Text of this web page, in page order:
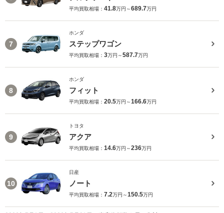
平均買取相場： 41.8万円～689.7万円
7
ホンダ
ステップワゴン
平均買取相場： 3万円～587.7万円
8
ホンダ
フィット
平均買取相場： 20.5万円～166.6万円
9
トヨタ
アクア
平均買取相場： 14.6万円～236万円
10
日産
ノート
平均買取相場： 7.2万円～150.5万円